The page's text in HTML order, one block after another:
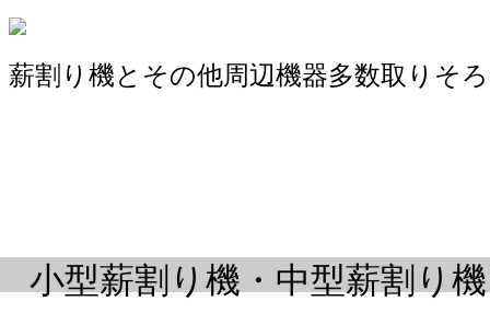
型薪割り機・中型薪割り機
薪割り機とその他周辺機器多数取りそ